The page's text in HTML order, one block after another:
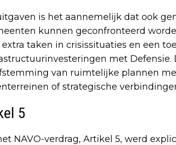
is het aannemelijk dat ook
kunnen geconfronteerd
taken in crisissituaties en een
met Defensie.
van ruimtelijke plannen
of strategische
5
NAVO-verdrag, Artikel 5, werd